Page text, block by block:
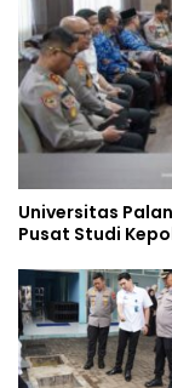
Universitas
Pusat Studi